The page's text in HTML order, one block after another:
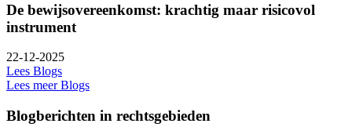
De bewijsovereenkomst: krachtig maar risicovol
instrument
22-12-2025
Lees Blogs
Lees meer Blogs
Blogberichten in rechtsgebieden